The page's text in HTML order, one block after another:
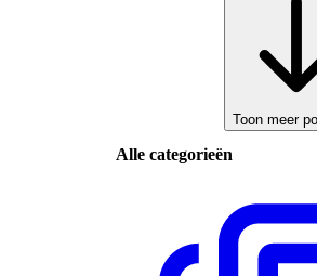
Toon meer
Alle categorieën